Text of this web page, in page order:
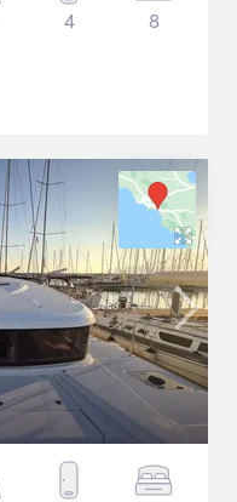
4 8